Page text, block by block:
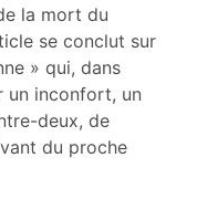
la mort du
se conclut sur
» qui, dans
un inconfort, un
deux, de
du proche